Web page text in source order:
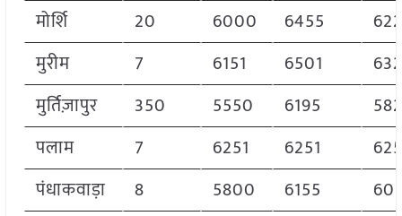
मोर्शि
20 6000 6455
मुरीम
7 6151 6501
मुर्तिज़ापुर
350 5550 6195
पलाम
7 6251 6251
पंधाकवाड़ा
8 5800 6155